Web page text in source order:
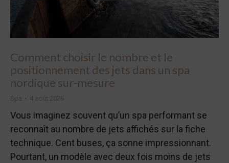
Comment choisir le nombre et le
positionnement des jets dans un spa
nordique sur-mesure
Vous imaginez souvent qu’un spa performant se
reconnaît au nombre de jets affichés sur la fiche
technique. Cent buses, ça sonne impressionnant.
Pourtant, un modèle avec deux fois moins de jets